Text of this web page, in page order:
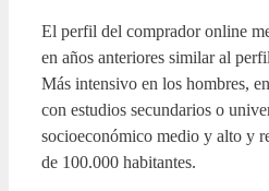
El perfil del comprador online
en años anteriores similar al
Más intensivo en los hombres,
con estudios secundarios o
socioeconómico medio y alto y
de 100.000 habitantes.